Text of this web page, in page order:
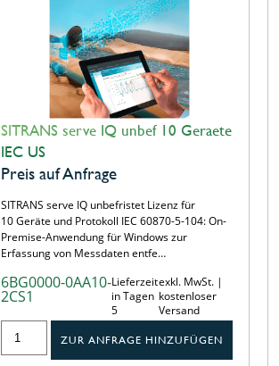
SITRANS serve IQ unbef 10 Geraete
IEC US
Preis auf Anfrage
SITRANS serve IQ unbefristet Lizenz für
10 Geräte und Protokoll IEC 60870-5-104: On-
Premise-Anwendung für Windows zur
Erfassung von Messdaten entfe…
6BG0000-0AA10-
2CS1
Lieferzeit
in Tagen
5
exkl. MwSt. |
kostenloser
Versand
ZUR ANFRAGE HINZUFÜGEN